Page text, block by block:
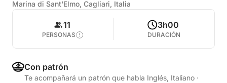
Marina di Sant'Elmo, Cagliari, Italia
11
PERSONAS
3h00
DURACIÓN
Con patrón
Te acompañará un patrón que habla Inglés, Italiano ·